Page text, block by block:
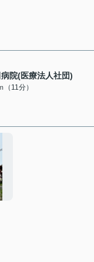
病院(医療法人社団)
（11分）